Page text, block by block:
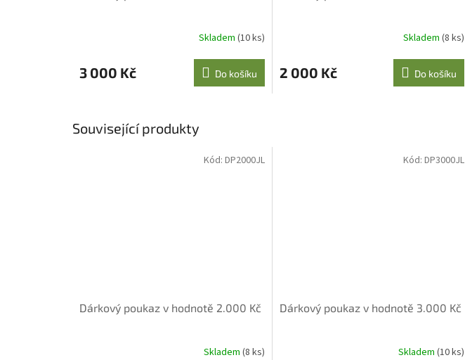
Skladem (10 ks)
3 000 Kč Do košíku
Skladem (8 ks)
2 000 Kč Do košíku
Související produkty
Dárkový poukaz v hodnotě 2.000 Kč
Skladem (8 ks)
Kód: DP2000JL
Dárkový poukaz v hodnotě 3.000 Kč
Skladem (10 ks)
Kód: DP3000JL